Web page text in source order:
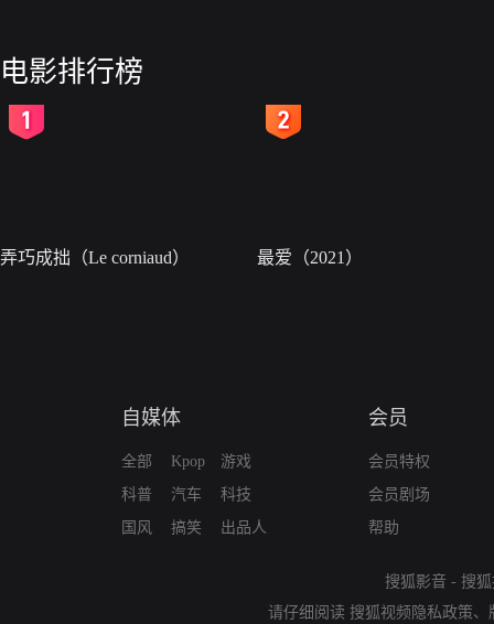
电影排行榜
弄巧成拙（Le corniaud） 最爱（2021）
自媒体
全部
科普
国风
Kpop
汽车
搞笑
游戏
科技
出品人
会员
会员特权
会员剧场
帮助
搜狐影音 - 搜
请仔细阅读 搜狐视频隐私政策、